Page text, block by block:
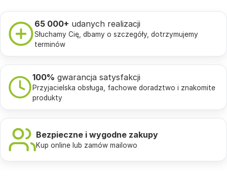
65 000+ udanych realizacji
Słuchamy Cię, dbamy o szczegóły, dotrzymujemy
terminów
100% gwarancja satysfakcji
Przyjacielska obsługa, fachowe doradztwo i znakomite
produkty
Bezpieczne i wygodne zakupy
Kup online lub zamów mailowo